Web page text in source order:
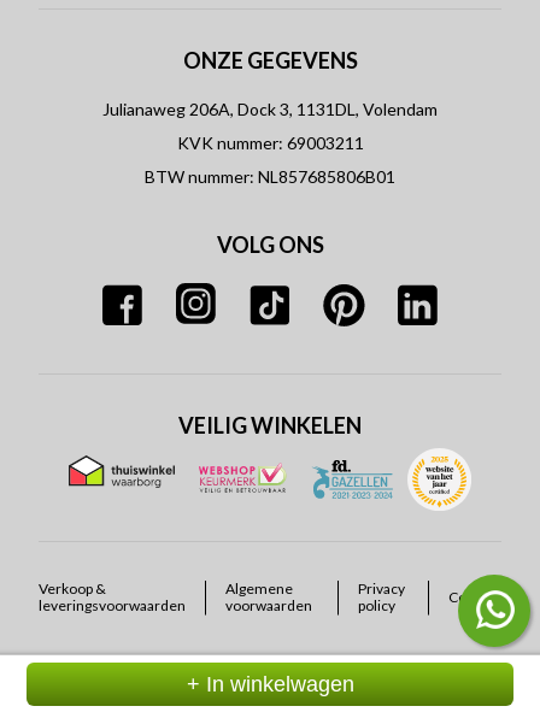
+ In winkelwagen
ONZE GEGEVENS
Julianaweg 206A, Dock 3, 1131DL, Volendam
KVK nummer: 69003211
BTW nummer: NL857685806B01
VOLG ONS
Verkoop &
leveringsvoorwaarden
Algemene
voorwaarden
Privacy
policy
Cookies
VEILIG WINKELEN